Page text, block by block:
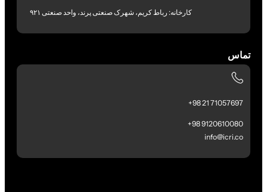
کارخانه: رباط کریم، شهرک صنعتی پرند، واحد صنعتی ۹۲۱
تماس
71057697 21 98+
9120610080 98+
info@icri.co